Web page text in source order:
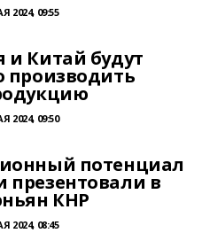
2024, 09:55
Китай будут
производить
2024, 09:50
потенциал
в
КНР
2024, 08:45